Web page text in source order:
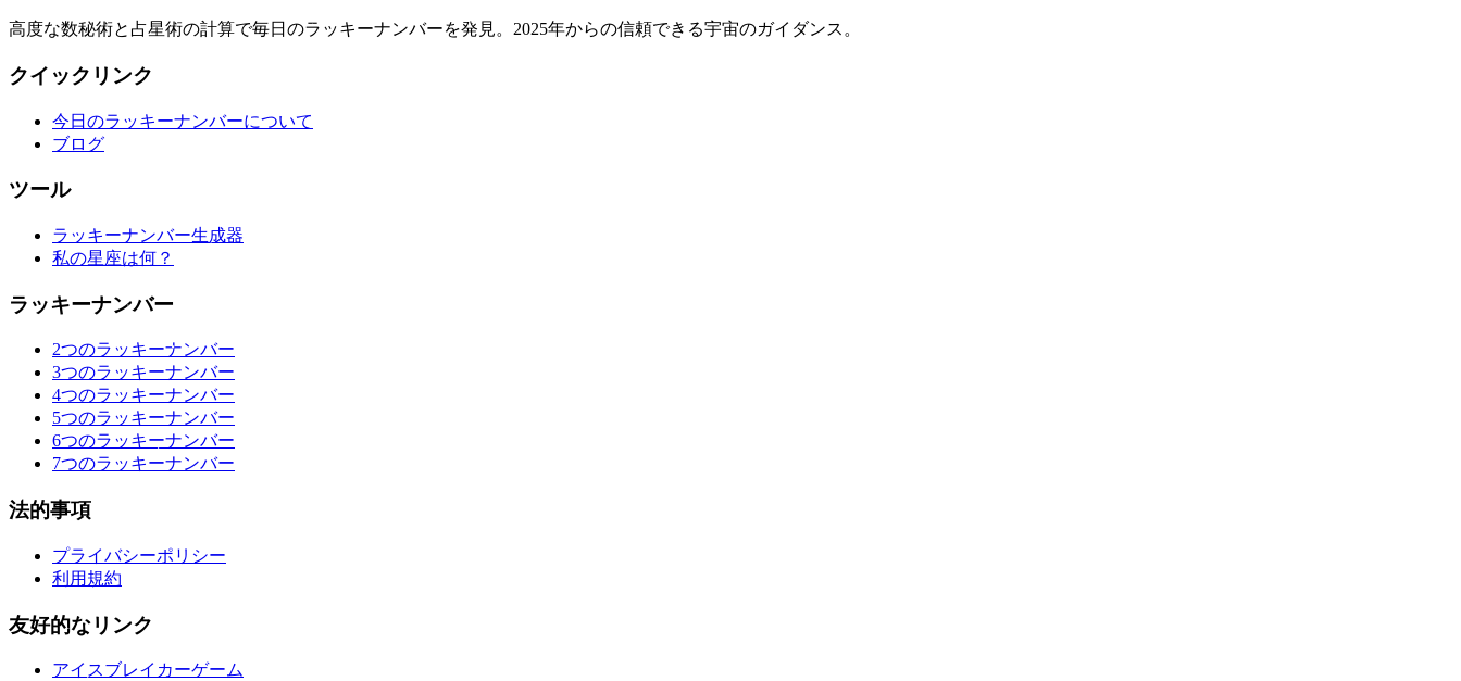
高度な数秘術と占星術の計算で毎日のラッキーナンバーを発見。2025年からの信頼できる宇宙のガイダンス。
クイックリンク
今日のラッキーナンバーについて
ブログ
ツール
ラッキーナンバー生成器
私の星座は何？
ラッキーナンバー
2つのラッキーナンバー
3つのラッキーナンバー
4つのラッキーナンバー
5つのラッキーナンバー
6つのラッキーナンバー
7つのラッキーナンバー
法的事項
プライバシーポリシー
利用規約
友好的なリンク
アイスブレイカーゲーム